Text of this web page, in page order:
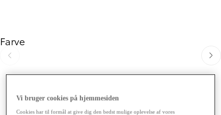
Farve
Gå til forrige Gå
Vi bruger cookies på hjemmesiden
Cookies har til formål at give dig den bedst mulige oplevelse af vores